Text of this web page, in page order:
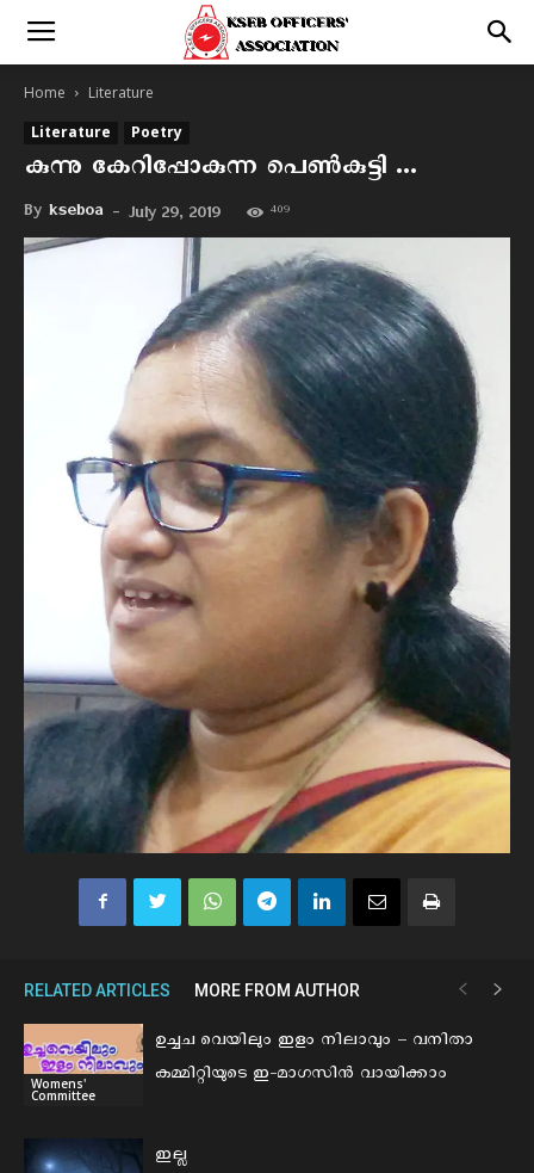
Home
Literature
Literature
Poetry
കുന്നു കേറിപ്പോകുന്ന പെൺകുട്ടി …
By kseboa - July 29, 2019 409
RELATED ARTICLES MORE FROM AUTHOR
Womens'
Committee
ഉച്ചച വെയിലും ഇളം നിലാവും – വനിതാ
കമ്മിറ്റിയുടെ ഇ-മാഗസിൻ വായിക്കാം
ഇല്ല